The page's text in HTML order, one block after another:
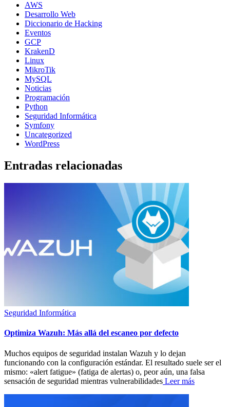
AWS
Desarrollo Web
Diccionario de Hacking
Eventos
GCP
KrakenD
Linux
MikroTik
MySQL
Noticias
Programación
Python
Seguridad Informática
Symfony
Uncategorized
WordPress
Entradas relacionadas
Seguridad Informática
Optimiza Wazuh: Más allá del escaneo por defecto
Muchos equipos de seguridad instalan Wazuh y lo dejan
funcionando con la configuración estándar. El resultado suele ser el
mismo: «alert fatigue» (fatiga de alertas) o, peor aún, una falsa
sensación de seguridad mientras vulnerabilidades Leer más